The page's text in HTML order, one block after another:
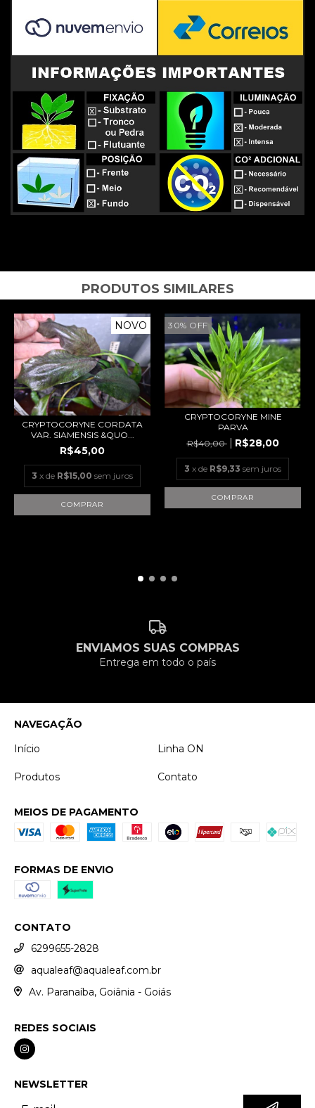
PRODUTOS SIMILARES
NOVO
CRYPTOCORYNE CORDATA
VAR. SIAMENSIS &QUO...
R$45,00
3 x de R$15,00 sem juros
30% OFF
CRYPTOCORYNE MINE
PARVA
R$40,00
R$28,00
3 x de R$9,33 sem juros
ENVIAMOS SUAS COMPRAS
Entrega em todo o país
NAVEGAÇÃO
Início
Linha ON
Produtos Contato
MEIOS DE PAGAMENTO
FORMAS DE ENVIO
CONTATO
6299655-2828
aqualeaf@aqualeaf.com.br
Av. Paranaíba, Goiânia - Goiás
REDES SOCIAIS
NEWSLETTER